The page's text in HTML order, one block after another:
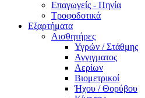
Επαγωγείς - Πηνία
Τροφοδοτικά
Εξαρτήματα
Αισθητήρες
Υγρών / Στάθμης
Αγγιγματος
Αερίων
Βιομετρικοί
Ήχου / Θορύβου